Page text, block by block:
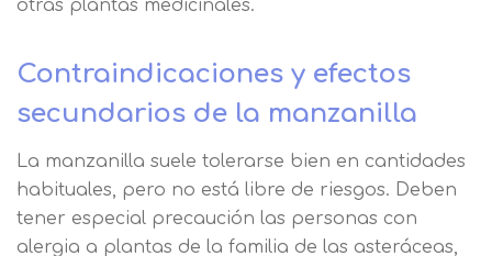
otras plantas medicinales.
Contraindicaciones y efectos
secundarios de la manzanilla
La manzanilla suele tolerarse bien en cantidades
habituales, pero no está libre de riesgos. Deben
tener especial precaución las personas con
alergia a plantas de la familia de las asteráceas,